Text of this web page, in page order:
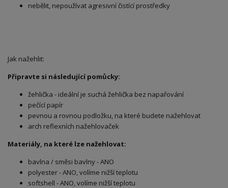
nebělit, nepoužívat agresivní čistící prostředky
Jak nažehlit:
Připravte si následující pomůcky:
žehlička - ideální je suchá žehlička bez napařování
pečící papír
pevnou a rovnou podložku, na které budete nažehlovat
arch reflexních nažehlovaček
Materiály, na které lze nažehlovat:
bavlna / směsi bavlny - ANO
polyester - ANO, volíme nižší teplotu
softshell - ANO, volíme nižší teplotu